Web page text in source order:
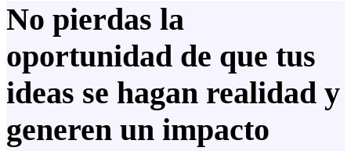
No pierdas la
oportunidad de que tus
ideas se hagan realidad y
generen un impacto